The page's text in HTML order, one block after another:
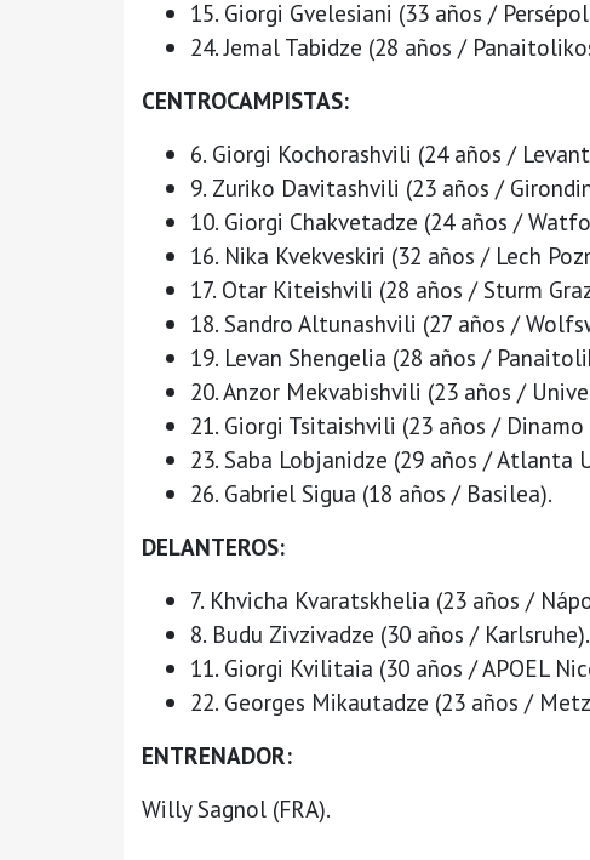
15. Giorgi Gvelesiani (33 años /
24. Jemal Tabidze (28 años /
CENTROCAMPISTAS:
6. Giorgi Kochorashvili (24 años /
9. Zuriko Davitashvili (23 años /
10. Giorgi Chakvetadze (24 años /
16. Nika Kvekveskiri (32 años / Lech
17. Otar Kiteishvili (28 años / Sturm
18. Sandro Altunashvili (27 años /
19. Levan Shengelia (28 años /
20. Anzor Mekvabishvili (23 años /
21. Giorgi Tsitaishvili (23 años /
23. Saba Lobjanidze (29 años / Atlanta
26. Gabriel Sigua (18 años / Basilea).
DELANTEROS:
7. Khvicha Kvaratskhelia (23 años /
8. Budu Zivzivadze (30 años / Karlsruhe).
11. Giorgi Kvilitaia (30 años / APOEL
22. Georges Mikautadze (23 años /
ENTRENADOR:
Willy Sagnol (FRA).